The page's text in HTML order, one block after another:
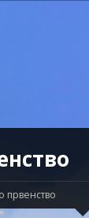
првенство